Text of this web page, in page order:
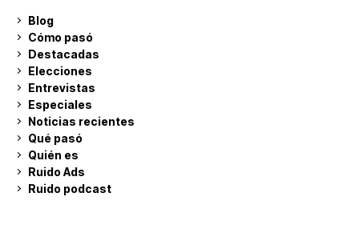
Blog
Cómo pasó
Destacadas
Elecciones
Entrevistas
Especiales
Noticias recientes
Qué pasó
Quién es
Ruido Ads
Ruido podcast